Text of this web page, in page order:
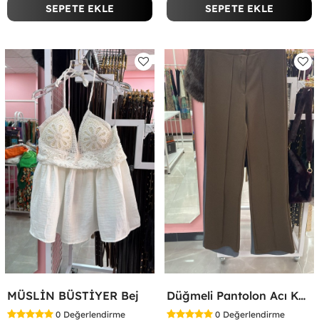
SEPETE EKLE SEPETE EKLE
MÜSLİN BÜSTİYER Bej
0 Değerlendirme
Düğmeli Pantolon Acı Kahve
0 Değerlendirme